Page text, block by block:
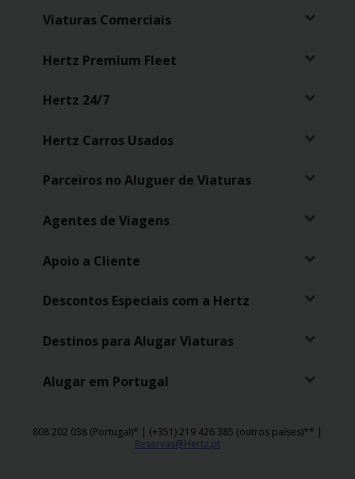
Viaturas Comerciais
Hertz Premium Fleet
Hertz 24/7
Hertz Carros Usados
Parceiros no Aluguer de Viaturas
Agentes de Viagens
Apoio a Cliente
Descontos Especiais com a Hertz
Destinos para Alugar Viaturas
Alugar em Portugal
808 202 038 (Portugal)* | (+351) 219 426 385 (outros países)** |
Reservas@Hertz.pt